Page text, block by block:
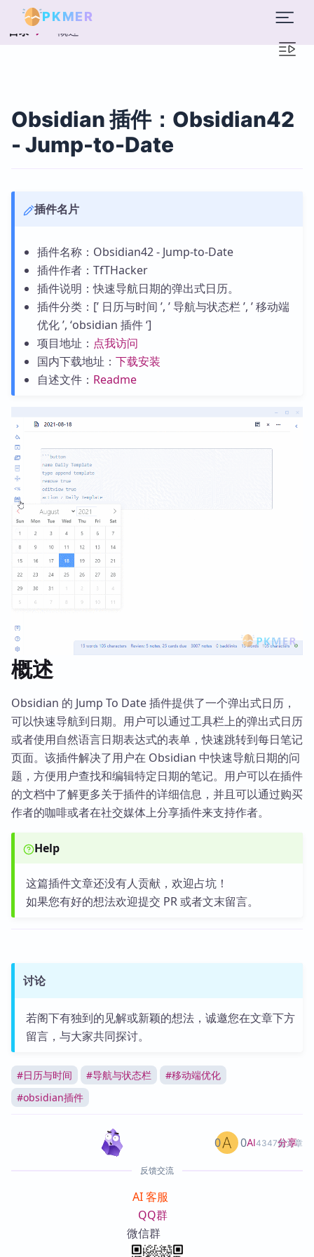
PKMER
目录 概述
Obsidian 插件：Obsidian42
- Jump-to-Date
插件名片
插件名称：Obsidian42 - Jump-to-Date
插件作者：TfTHacker
插件说明：快速导航日期的弹出式日历。
插件分类：[’ 日历与时间 ’, ’ 导航与状态栏 ’, ’ 移动端
优化 ’, ‘obsidian 插件 ‘]
项目地址： 点我访问
国内下载地址： 下载安装
自述文件： Readme
概述
Obsidian 的 Jump To Date 插件提供了一个弹出式日历，
可以快速导航到日期。用户可以通过工具栏上的弹出式日历
或者使用自然语言日期表达式的表单，快速跳转到每日笔记
页面。该插件解决了用户在 Obsidian 中快速导航日期的问
题，方便用户查找和编辑特定日期的笔记。用户可以在插件
的文档中了解更多关于插件的详细信息，并且可以通过购买
作者的咖啡或者在社交媒体上分享插件来支持作者。
Help
这篇插件文章还没有人贡献，欢迎占坑！
如果您有好的想法欢迎提交 PR 或者文末留言。
讨论
若阁下有独到的见解或新颖的想法，诚邀您在文章下方
留言，与大家共同探讨。
#日历与时间 #导航与状态栏 #移动端优化
#obsidian插件
AI4347篇文章
0 0 分享
反馈交流
AI 客服
QQ群
微信群